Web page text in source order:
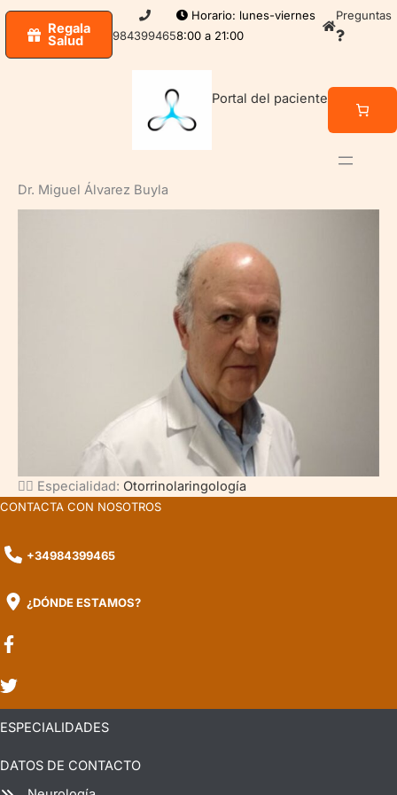
Ir
contenido
Regala
Salud 984399465
Horario: lunes-viernes
8:00 a 21:00
Preguntas
Portal del paciente
Dr. Miguel Álvarez Buyla
👨‍⚕️ Especialidad: Otorrinolaringología
CONTACTA CON NOSOTROS
+34984399465
¿DÓNDE ESTAMOS?
ESPECIALIDADES
DATOS DE CONTACTO